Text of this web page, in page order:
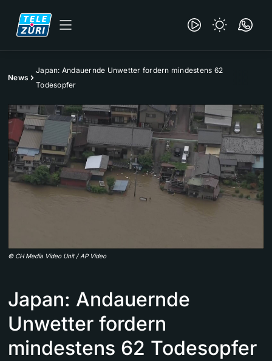
News
Japan: Andauernde Unwetter fordern mindestens 62
Todesopfer
© CH Media Video Unit / AP Video
Japan: Andauernde
Unwetter fordern
mindestens 62 Todesopfer